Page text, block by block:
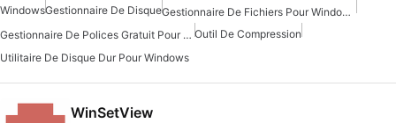
WindowsGestionnaire De Disque
Gestionnaire De Fichiers Pour Windows 7
Gestionnaire De Polices Gratuit Pour Windows Outil De Compression
Utilitaire De Disque Dur Pour Windows
WinSetView